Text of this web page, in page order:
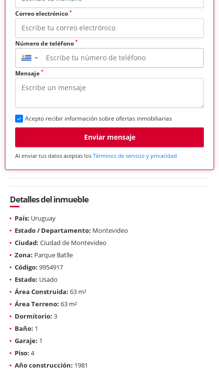
Correo electrónico *
Número de teléfono *
▼
Mensaje *
Acepto recibir información sobre ofertas inmobiliarias
Enviar mensaje
Al enviar tus datos aceptas los Términos de servicio y privacidad
Detalles del inmueble
País: Uruguay
Estado / Departamento: Montevideo
Ciudad: Ciudad de Montevideo
Zona: Parque Batlle
Código: 9954917
Estado: Usado
Área Construida: 63 m²
Área Terreno: 63 m²
Dormitorio: 3
Baño: 1
Garaje: 1
Piso: 4
Año construcción: 1981